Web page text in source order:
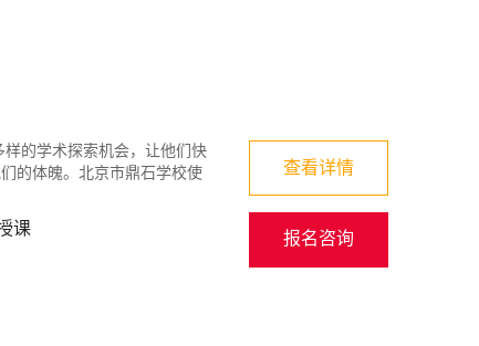
的学术探索机会，让他们快
的体魄。北京市鼎石学校使
课
查看详情
报名咨询